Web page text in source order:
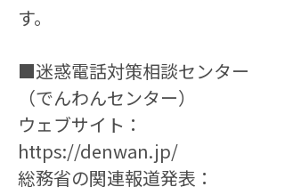
す。
■迷惑電話対策相談センター
（でんわんセンター）
ウェブサイト：
https://denwan.jp/
総務省の関連報道発表：